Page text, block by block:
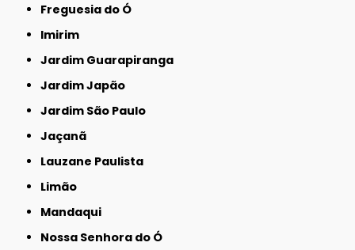
Freguesia do Ó
Imirim
Jardim Guarapiranga
Jardim Japão
Jardim São Paulo
Jaçanã
Lauzane Paulista
Limão
Mandaqui
Nossa Senhora do Ó